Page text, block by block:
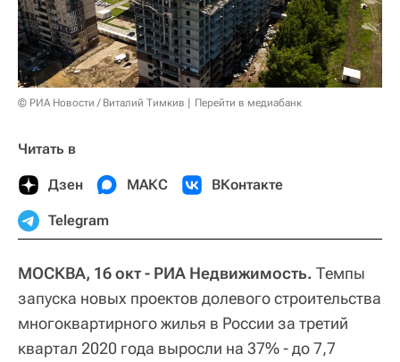
© РИА Новости / Виталий Тимкив Перейти в медиабанк
Читать в
Дзен МАКС ВКонтакте
Telegram
МОСКВА, 16 окт - РИА Недвижимость. Темпы
запуска новых проектов долевого строительства
многоквартирного жилья в России за третий
квартал 2020 года выросли на 37% - до 7,7